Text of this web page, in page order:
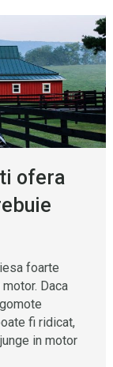
ofera
foarte
Daca
fi ridicat,
in motor